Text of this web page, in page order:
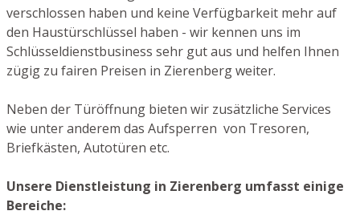
verschlossen haben und keine Verfügbarkeit mehr auf
den Haustürschlüssel haben - wir kennen uns im
Schlüsseldienstbusiness sehr gut aus und helfen Ihnen
zügig zu fairen Preisen in Zierenberg weiter.
Neben der Türöffnung bieten wir zusätzliche Services
wie unter anderem das Aufsperren von Tresoren,
Briefkästen, Autotüren etc.
Unsere Dienstleistung in Zierenberg umfasst einige
Bereiche: